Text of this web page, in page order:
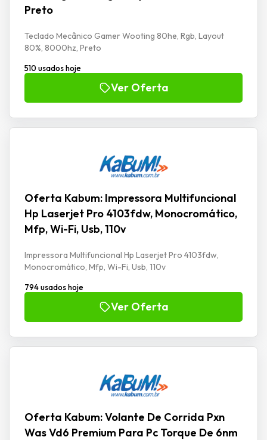
Preto
Teclado Mecânico Gamer Wooting 80he, Rgb, Layout
80%, 8000hz, Preto
510 usados hoje
Ver Oferta
Oferta Kabum: Impressora Multifuncional
Hp Laserjet Pro 4103fdw, Monocromático,
Mfp, Wi-Fi, Usb, 110v
Impressora Multifuncional Hp Laserjet Pro 4103fdw,
Monocromático, Mfp, Wi-Fi, Usb, 110v
794 usados hoje
Ver Oferta
Oferta Kabum: Volante De Corrida Pxn
Was Vd6 Premium Para Pc Torque De 6nm